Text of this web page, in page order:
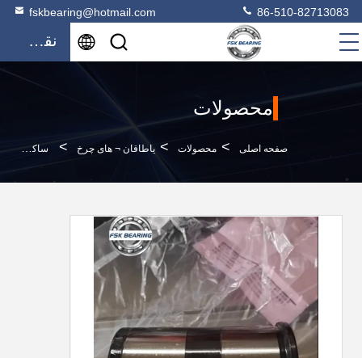
fskbearing@hotmail.com 86-510-82713083
نقل قول
محصولات
صفحه اصلی > محصولات > یاطاقان ¬ های چرخ > ساکت 7187566 محموله کامیون محموله رولر کانری واحد ID 55mm OD 90mm